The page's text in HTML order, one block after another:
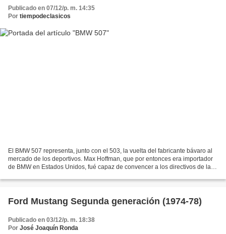
Publicado en 07/12/p. m. 14:35
Por tiempodeclasicos
El BMW 507 representa, junto con el 503, la vuelta del fabricante bávaro al
mercado de los deportivos. Max Hoffman, que por entonces era importador
de BMW en Estados Unidos, fué capaz de convencer a los directivos de la
Ford Mustang Segunda generación (1974-78)
Publicado en 03/12/p. m. 18:38
Por José Joaquín Ronda